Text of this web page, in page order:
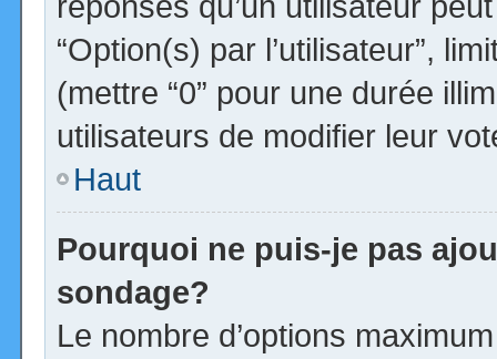
“Option(s) par l’utilisateur”,
(mettre “0” pour une durée
utilisateurs de modifier leur
Haut
Pourquoi ne puis-je pas
sondage?
Le nombre d’options